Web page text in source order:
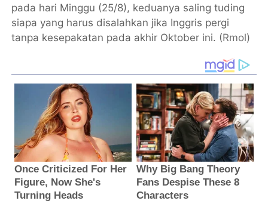
pada hari Minggu (25/8), keduanya saling tuding
siapa yang harus disalahkan jika Inggris pergi
tanpa kesepakatan pada akhir Oktober ini. (Rmol)